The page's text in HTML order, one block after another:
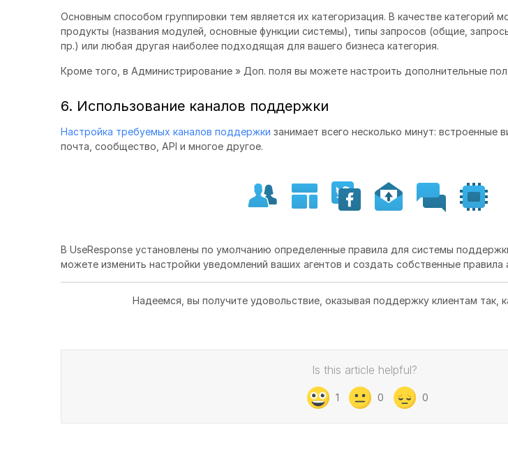
Основным способом группировки тем является их категоризация. В качестве категорий
продукты (названия модулей, основные функции системы), типы запросов (общие,
пр.) или любая другая наиболее подходящая для вашего бизнеса категория.
Кроме того, в Администрирование » Доп. поля вы можете настроить дополнительные
6. Использование каналов поддержки
Настройка требуемых каналов поддержки занимает всего несколько минут: встроенные
почта, сообщество, API и многое другое.
В UseResponse установлены по умолчанию определенные правила для системы
можете изменить настройки уведомлений ваших агентов и создать собственные правила
Надеемся, вы получите удовольствие, оказывая поддержку клиентам так,
Is this article helpful?
1 0 0